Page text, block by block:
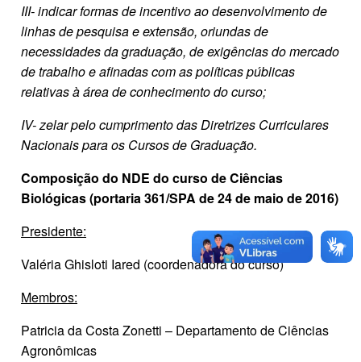
III- indicar formas de incentivo ao desenvolvimento de
linhas de pesquisa e extensão, oriundas de
necessidades da graduação, de exigências do mercado
de trabalho e afinadas com as políticas públicas
relativas à área de conhecimento do curso;
IV- zelar pelo cumprimento das Diretrizes Curriculares
Nacionais para os Cursos de Graduação.
Composição do NDE do curso de Ciências
Biológicas (portaria 361/SPA de 24 de maio de 2016)
Presidente:
Valéria Ghisloti Iared (coordenadora do curso)
Membros:
Patricia da Costa Zonetti – Departamento de Ciências
Agronômicas